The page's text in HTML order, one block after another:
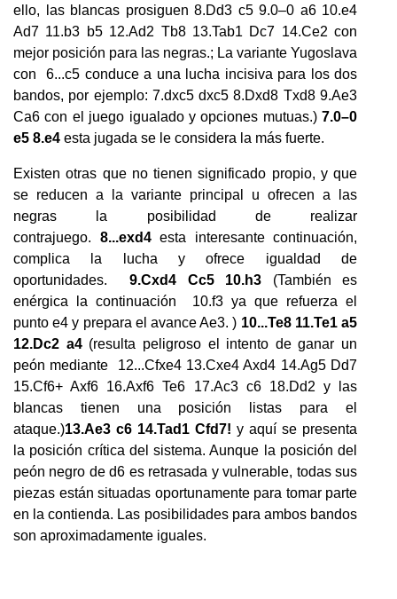
ello, las blancas prosiguen 8.Dd3 c5 9.0–0 a6 10.e4
Ad7 11.b3 b5 12.Ad2 Tb8 13.Tab1 Dc7 14.Ce2 con
mejor posición para las negras.; La variante Yugoslava
con 6...c5 conduce a una lucha incisiva para los dos
bandos, por ejemplo: 7.dxc5 dxc5 8.Dxd8 Txd8 9.Ae3
Ca6 con el juego igualado y opciones mutuas.) 7.0–0
e5 8.e4 esta jugada se le considera la más fuerte.
Existen otras que no tienen significado propio, y que
se reducen a la variante principal u ofrecen a las
negras la posibilidad de realizar
contrajuego. 8...exd4 esta interesante continuación,
complica la lucha y ofrece igualdad de
oportunidades. 9.Cxd4 Cc5 10.h3 (También es
enérgica la continuación 10.f3 ya que refuerza el
punto e4 y prepara el avance Ae3. ) 10...Te8 11.Te1 a5
12.Dc2 a4 (resulta peligroso el intento de ganar un
peón mediante 12...Cfxe4 13.Cxe4 Axd4 14.Ag5 Dd7
15.Cf6+ Axf6 16.Axf6 Te6 17.Ac3 c6 18.Dd2 y las
blancas tienen una posición listas para el
ataque.)13.Ae3 c6 14.Tad1 Cfd7! y aquí se presenta
la posición crítica del sistema. Aunque la posición del
peón negro de d6 es retrasada y vulnerable, todas sus
piezas están situadas oportunamente para tomar parte
en la contienda. Las posibilidades para ambos bandos
son aproximadamente iguales.